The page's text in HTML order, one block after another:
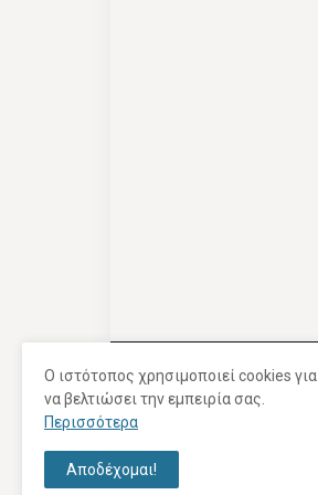
Ο ιστότοπος χρησιμοποιεί cookies για
να βελτιώσει την εμπειρία σας.
Περισσότερα
Αποδέχομαι!